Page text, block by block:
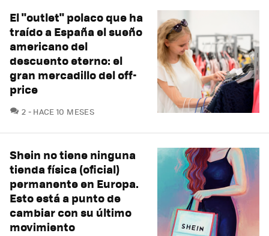
El "outlet" polaco que ha
traído a España el sueño
americano del
descuento eterno: el
gran mercadillo del off-
price
2 COMENTARIOS
HACE 10 MESES
Shein no tiene ninguna
tienda física (oficial)
permanente en Europa.
Esto está a punto de
cambiar con su último
movimiento